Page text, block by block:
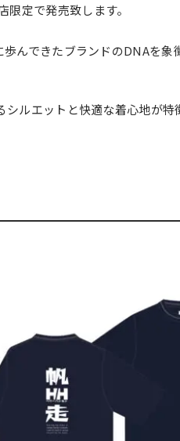
限定で発売致します。
んできたブランドのDNAを
ルエットと快適な着心地が